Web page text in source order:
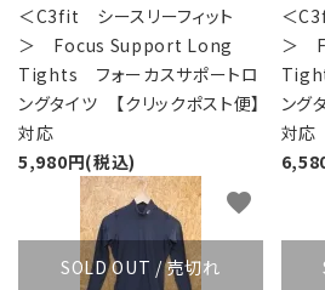
＜C3fit シースリーフィット
＞ Focus Support Long
Tights フォーカスサポートロ
ングタイツ 【クリックポスト便】
対応
5,980円(税込)
＜
＞
ング
対応
SOLD OUT / 売切れ
favorite